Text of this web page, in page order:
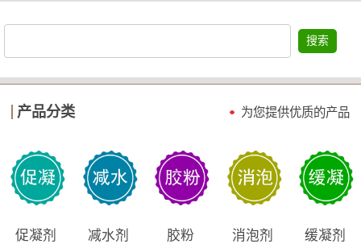
搜索
产品分类 为您提供优质的产品
促凝剂 减水剂 胶粉 消泡剂 缓凝剂